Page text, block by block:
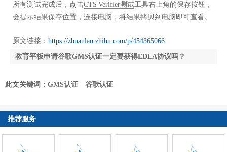
所有测试完成后，点击CTS Verifier测试工具右上角的保存按钮，
会提示结果保存位置，连接电脑，将结果拷贝到电脑即可查看。
原文链接： https://zhuanlan.zhihu.com/p/454365066
教育平板申请谷歌GMS认证一定要获得EDLA协议吗？
此文关键词： GMS认证 谷歌认证
推荐服务